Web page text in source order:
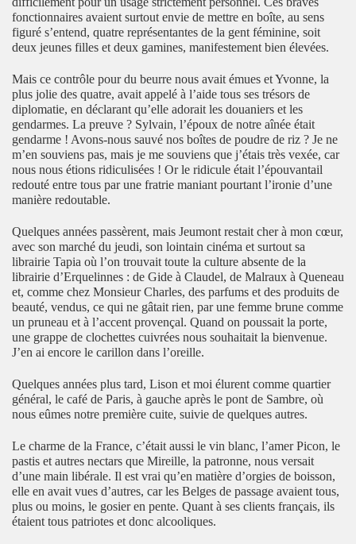
fonctionnaires avaient surtout envie de mettre en boîte, au sens
figuré s’entend, quatre représentantes de la gent féminine, soit
deux jeunes filles et deux gamines, manifestement bien élevées.
Mais ce contrôle pour du beurre nous avait émues et Yvonne, la
plus jolie des quatre, avait appelé à l’aide tous ses trésors de
diplomatie, en déclarant qu’elle adorait les douaniers et les
gendarmes. La preuve ? Sylvain, l’époux de notre aînée était
gendarme ! Avons-nous sauvé nos boîtes de poudre de riz ? Je ne
m’en souviens pas, mais je me souviens que j’étais très vexée, car
nous nous étions ridiculisées ! Or le ridicule était l’épouvantail
redouté entre tous par une fratrie maniant pourtant l’ironie d’une
manière redoutable.
Quelques années passèrent, mais Jeumont restait cher à mon cœur,
avec son marché du jeudi, son lointain cinéma et surtout sa
librairie Tapia où l’on trouvait toute la culture absente de la
librairie d’Erquelinnes : de Gide à Claudel, de Malraux à Queneau
et, comme chez Monsieur Charles, des parfums et des produits de
beauté, vendus, ce qui ne gâtait rien, par une femme brune comme
un pruneau et à l’accent provençal. Quand on poussait la porte,
une grappe de clochettes cuivrées nous souhaitait la bienvenue.
J’en ai encore le carillon dans l’oreille.
Quelques années plus tard, Lison et moi élurent comme quartier
général, le café de Paris, à gauche après le pont de Sambre, où
nous eûmes notre première cuite, suivie de quelques autres.
Le charme de la France, c’était aussi le vin blanc, l’amer Picon, le
pastis et autres nectars que Mireille, la patronne, nous versait
d’une main libérale. Il est vrai qu’en matière d’orgies de boisson,
elle en avait vues d’autres, car les Belges de passage avaient tous,
plus ou moins, le gosier en pente. Quant à ses clients français, ils
étaient tous patriotes et donc alcooliques.